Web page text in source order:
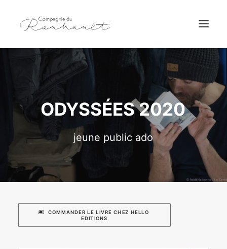
ODYSSÉES2020
jeune public ado
COMMANDER LE LIVRE CHEZ HELLO
EDITIONS